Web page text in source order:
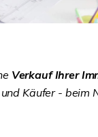
Verkauf Ihrer
Käufer - beim